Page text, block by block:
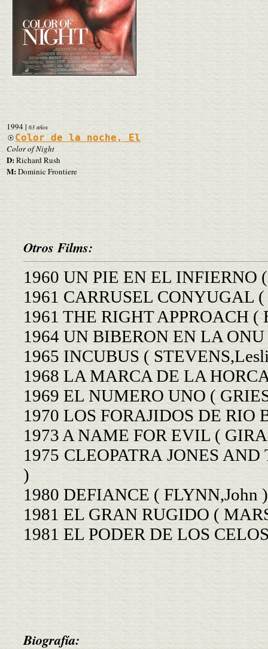
1994| 63 años
Color de la noche, El
Color of Night
D:Richard Rush
M:Dominic Frontiere
Otros Films:
1960 UN PIE EN EL INFIERNO
1961 CARRUSEL CONYUGAL
1961 THE RIGHT APPROACH (
1964 UN BIBERON EN LA
1965 INCUBUS (
1968 LA MARCA DE LA
1969 EL NUMERO UNO (
1970 LOS FORAJIDOS DE RIO
1973 A NAME FOR EVIL (
1975 CLEOPATRA JONES
)
1980 DEFIANCE ( FLYNN,John )
1981 EL GRAN RUGIDO (
1981 EL PODER DE LOS
Biografía: